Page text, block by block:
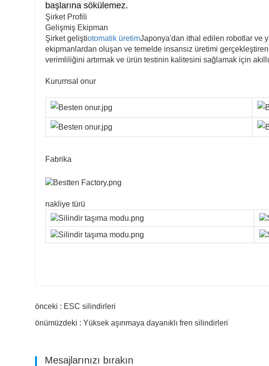
başlarına sökülemez.
Şirket Profili
Gelişmiş Ekipman
Şirket geliştiotomatik üretimJaponya'dan ithal edilen robotlar ve
ekipmanlardan oluşan ve temelde insansız üretimi
verimliliğini artırmak ve ürün testinin kalitesini sağlamak için
Kurumsal onur
Fabrika
nakliye türü
önceki : ESC silindirleri
önümüzdeki : Yüksek aşınmaya dayanıklı fren silindirleri
Mesajlarınızı bırakın